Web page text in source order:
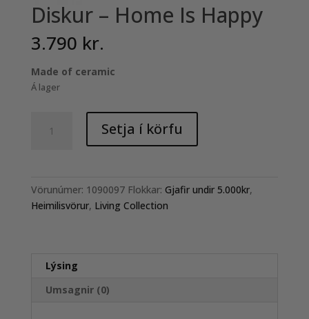
Diskur – Home Is Happy
3.790 kr.
Made of ceramic
Á lager
quantity
Setja í körfu
Vörunúmer: 1090097 Flokkar: Gjafir undir 5.000kr,
Heimilisvörur, Living Collection
Lýsing
Umsagnir (0)